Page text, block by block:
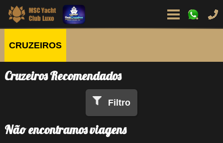
CRUZEIROS
Cruzeiros Recomendados
Filtro
Não encontramos viagens